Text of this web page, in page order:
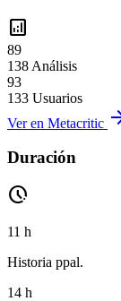
analytics
89
138 Análisis
93
133 Usuarios
Ver en Metacritic
Duración
pace
11 h
Historia ppal.
14 h